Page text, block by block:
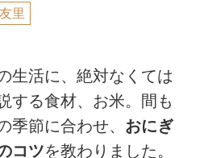
里
生活に、絶対なくては
する食材、お米。間も
季節に合わせ、 おにぎ
コツを教わりました。